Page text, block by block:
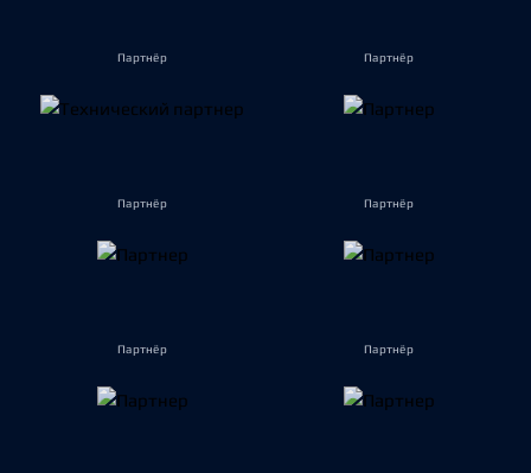
Партнёр Партнёр
Партнёр Партнёр
Партнёр Партнёр